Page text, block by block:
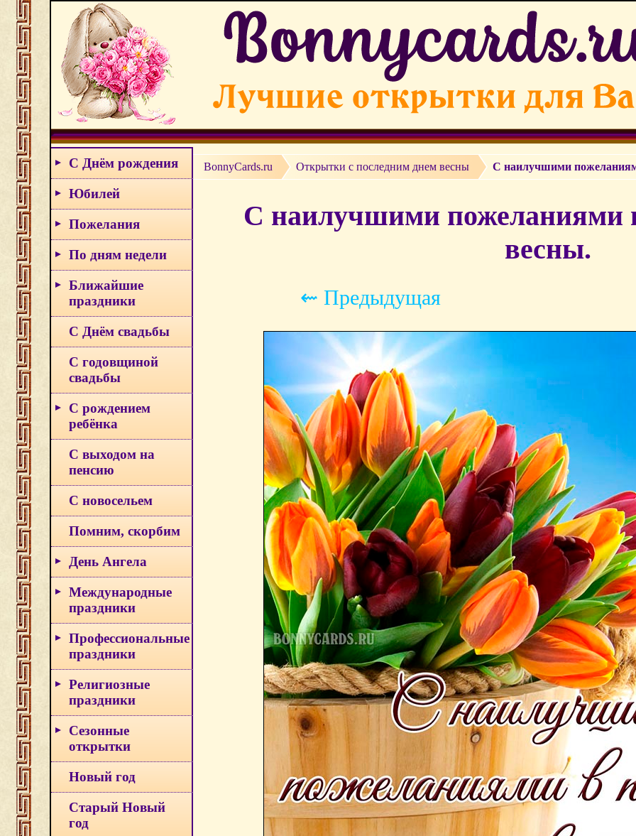
С Днём рождения
Юбилей
Пожелания
По дням недели
Ближайшие
праздники
С Днём свадьбы
С годовщиной
свадьбы
С рождением
ребёнка
С выходом на
пенсию
С новосельем
Помним, скорбим
День Ангела
Международные
праздники
Профессиональные
праздники
Религиозные
праздники
Сезонные
открытки
Новый год
Старый Новый
год
BonnyCards.ru Открытки с последним днем весны С наилучшими
С наилучшими пожеланиями
весны.
⇜ Предыдущая